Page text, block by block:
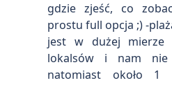
gdzie zjeść, co
prostu full opcja ;) -
jest w dużej mierze
lokalsów i nam nie
natomiast około 1